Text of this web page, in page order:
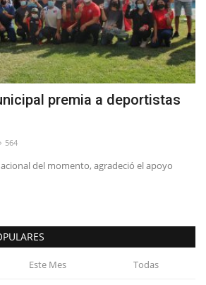
premia a deportistas
564
del momento, agradeció el apoyo
Este Mes Todas